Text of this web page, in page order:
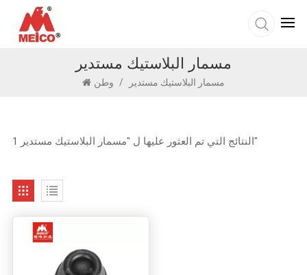
مسمار البلاستيك مستدير
/ مسمار البلاستيك مستدير
1 النتائج التي تم العثور عليها ل "مسمار البلاستيك مستدير"